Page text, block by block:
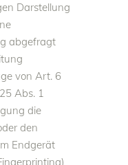
Darstellung
abgefragt
von Art. 6
Abs. 1
die
den
Endgerät